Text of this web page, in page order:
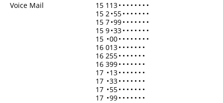
Voice Mail
15 113• • • • • • • •
15 2•55• • • • • • •
15 7•99• • • • • • •
15 9•33• • • • • • •
15 •00• • • • • • • •
16 013• • • • • • •
16 255• • • • • • •
16 399• • • • • • •
17 •13• • • • • • •
17 •33• • • • • • •
17 •55• • • • • • •
17 •99• • • • • • •